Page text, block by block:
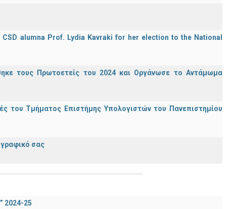
alumna Prof. Lydia Kavraki for her election to the National
τους Πρωτοετείς του 2024 και Οργάνωσε το Αντάμωμα
του Τμήματος Επιστήμης Υπολογιστών του Πανεπιστημίου
σας
25